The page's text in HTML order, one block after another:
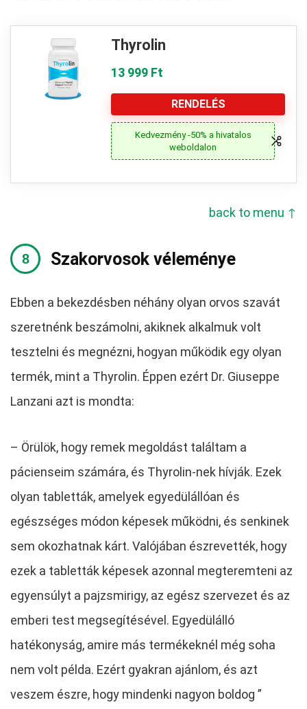
Thyrolin
13 999 Ft
RENDELÉS
Kedvezmény -50% a hivatalos
weboldalon
back to menu ↑
Szakorvosok véleménye
Ebben a bekezdésben néhány olyan orvos szavát
szeretnénk beszámolni, akiknek alkalmuk volt
tesztelni és megnézni, hogyan működik egy olyan
termék, mint a Thyrolin. Éppen ezért Dr. Giuseppe
Lanzani azt is mondta:
– Örülök, hogy remek megoldást találtam a
pácienseim számára, és Thyrolin-nek hívják. Ezek
olyan tabletták, amelyek egyedülállóan és
egészséges módon képesek működni, és senkinek
sem okozhatnak kárt. Valójában észrevették, hogy
ezek a tabletták képesek azonnal megteremteni az
egyensúlyt a pajzsmirigy, az egész szervezet és az
emberi test megsegítésével. Egyedülálló
hatékonyság, amire más termékeknél még soha
nem volt példa. Ezért gyakran ajánlom, és azt
veszem észre, hogy mindenki nagyon boldog ”